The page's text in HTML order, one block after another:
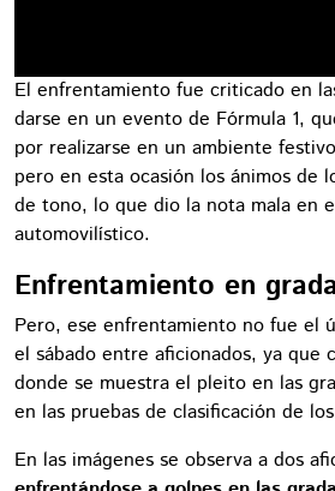
El enfrentamiento fue criticado en
darse en un evento de Fórmula 1,
por realizarse en un ambiente
pero en esta ocasión los ánimos de
de tono, lo que dio la nota mala en
automovilístico.
Enfrentamiento en
Pero, ese enfrentamiento no fue el
el sábado entre aficionados, ya que
donde se muestra el pleito en las
en las pruebas de clasificación de
En las imágenes se observa a dos